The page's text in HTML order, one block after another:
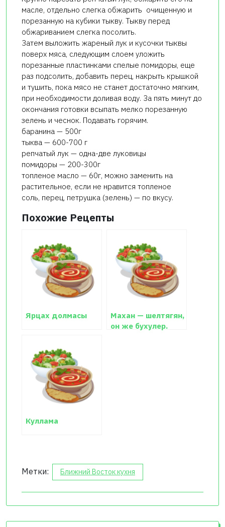
масле, отдельно слегка обжарить очищенную и
порезанную на кубики тыкву. Тыкву перед
обжариванием слегка посолить.
Затем выложить жареный лук и кусочки тыквы
поверх мяса, следующим слоем уложить
порезанные пластинками спелые помидоры, еще
раз подсолить, добавить перец, накрыть крышкой
и тушить, пока мясо не станет достаточно мягким,
при необходимости доливая воду. За пять минут до
окончания готовки всыпать мелко порезанную
зелень и чеснок. Подавать горячим.
баранина — 500г
тыква — 600-700 г
репчатый лук — одна-две луковицы
помидоры — 200-300г
топленое масло — 60г, можно заменить на
растительное, если не нравится топленое
соль, перец, петрушка (зелень) — по вкусу.
Похожие Рецепты
Ярцах долмасы
Махан — шелтягян,
он же бухулер.
Куллама
Метки: Ближний Восток кухня